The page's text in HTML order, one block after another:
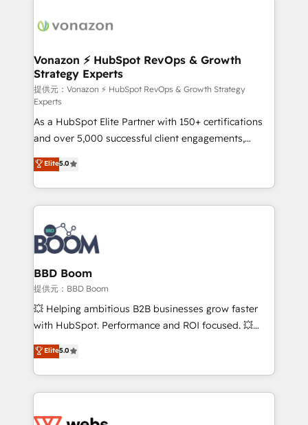
delà d’une simple transformation digitale et des
➤ L’intégration de CRM et de méthodologie RevOps
pour aligner les équipes marketing, commerciales et
support client (data migration, synchronisation API,
audit et maintenance) ➤ La création de sites internet
de conversion qui transforment les visiteurs en
opportunités d'affaires ➤ La mise en place de
stratégies d'acquisition marketing (SEO, SEA,
inbound, automatisation marketing, ABM, IA,
emailing) Informations clés : - 10 ans d'expérience -
100+ intégrations CRM HubSpot réussies - 40
experts conseil - 150 certifications HubSpot
cumulées
Vonazon ⚡ HubSpot RevOps & Growth
Strategy Experts
提供元：Vonazon ⚡ HubSpot RevOps & Growth Strategy
Experts
As a HubSpot Elite Partner with 150+ certifications
and over 5,000 successful client engagements,
Vonazon turns marketing complexity into
measurable, scalable growth. From onboarding to
enterprise-grade campaigns, our in-house team
builds scalable strategies that drive long-term
revenue. ⚙️ HubSpot Integration & Optimization •
Seamless CRM, CMS, and automation setup •
Complex platform migrations and data cleanups •
Custom APIs and third-party integrations 📈 End-to-
End Revenue Acceleration • Lifecycle marketing and
pipeline growth programs • Sales enablement tools
and CRM optimization • Retention strategies with
Execution • 750+ onboardings and 2,000+
implementations • Deep expertise across marketing,
Elite5.0
BBD Boom
提供元：BBD Boom
💥 Helping ambitious B2B businesses grow faster
with HubSpot. Performance and ROI focused. 💥
BBD Boom is the HubSpot partner that can help you
to HubSpot Better. We work with your teams to
solve all your HubSpot challenges and improve user
adoption, sales process and marketing results.
Elite5.0